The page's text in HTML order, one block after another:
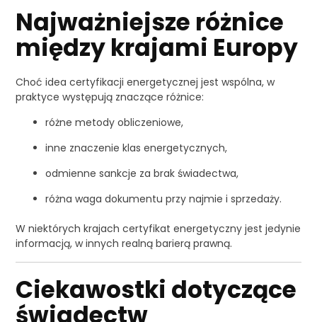
Najważniejsze różnice
między krajami Europy
Choć idea certyfikacji energetycznej jest wspólna, w
praktyce występują znaczące różnice:
różne metody obliczeniowe,
inne znaczenie klas energetycznych,
odmienne sankcje za brak świadectwa,
różna waga dokumentu przy najmie i sprzedaży.
W niektórych krajach certyfikat energetyczny jest jedynie
informacją, w innych realną barierą prawną.
Ciekawostki dotyczące